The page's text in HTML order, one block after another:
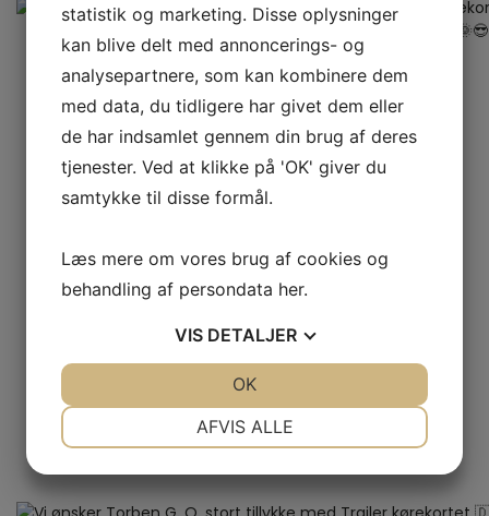
statistik og marketing. Disse oplysninger
kan blive delt med annoncerings- og
analysepartnere, som kan kombinere dem
med data, du tidligere har givet dem eller
de har indsamlet gennem din brug af deres
tjenester. Ved at klikke på 'OK' giver du
samtykke til disse formål.
Læs mere om vores brug af cookies og
behandling af persondata her.
VIS DETALJER
AFVIS ALLE
OK